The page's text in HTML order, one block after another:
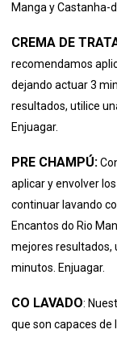
Manga y Castanha-
CREMA DE
recomendamos
dejando actuar 3
resultados, utilice
Enjuagar.
PRE CHAMPÚ:
aplicar y envolver
continuar lavando
Encantos do Rio
mejores resultados,
minutos. Enjuagar.
CO LAVADO:
que son capaces de